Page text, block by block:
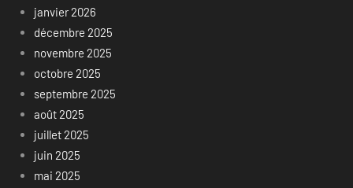
janvier 2026
décembre 2025
novembre 2025
octobre 2025
septembre 2025
août 2025
juillet 2025
juin 2025
mai 2025